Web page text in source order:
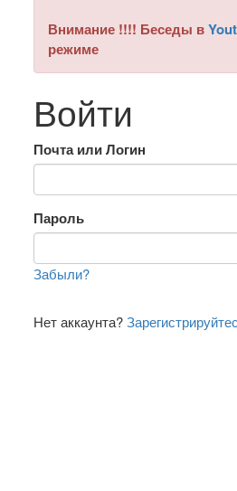
Внимание !!!! Беседы в
режиме
Войти
Почта или Логин
Пароль
Забыли?
Нет аккаунта?